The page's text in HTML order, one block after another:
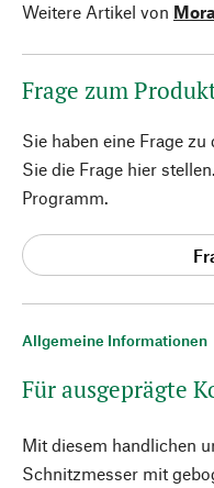
Allgemeine Informationen
Für ausgeprägte
Mit diesem handlichen
Schnitzmesser mit
Weitere Artikel von
Frage zum
Sie haben eine Frage
Sie die Frage hier
Programm.